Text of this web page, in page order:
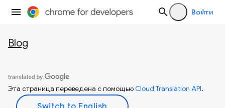
Войти
Blog
Эта страница переведена с помощьюCloud Translation API.